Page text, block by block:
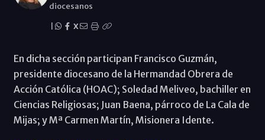
diocesanos
X
En dicha sección participan Francisco Guzmán,
presidente diocesano de la Hermandad Obrera de
Acción Católica (HOAC); Soledad Meliveo, bachiller en
Ciencias Religiosas; Juan Baena, párroco de La Cala de
Mijas; y Mª Carmen Martín, Misionera Idente.